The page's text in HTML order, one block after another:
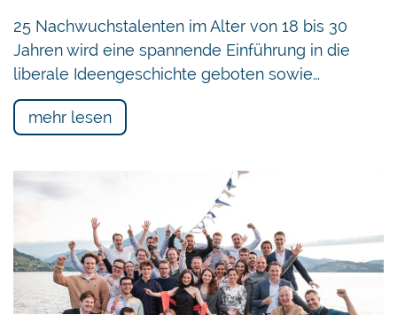
25 Nachwuchstalenten im Alter von 18 bis 30
Jahren wird eine spannende Einführung in die
liberale Ideengeschichte geboten sowie…
mehr lesen